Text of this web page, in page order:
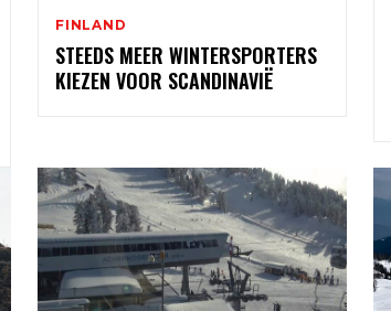
FINLAND
STEEDS MEER WINTERSPORTERS
KIEZEN VOOR SCANDINAVIË